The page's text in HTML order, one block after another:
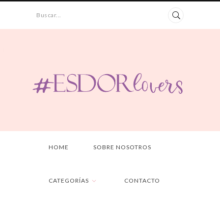
Buscar...
HOME SOBRE NOSOTROS
CATEGORÍAS CONTACTO